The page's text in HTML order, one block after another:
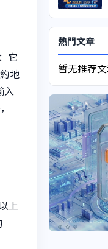
它
地
入
上
熱門文章
暂无推荐